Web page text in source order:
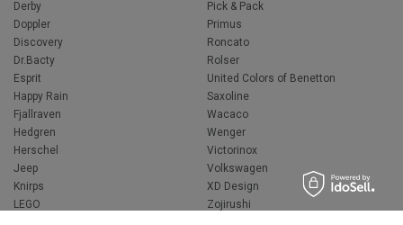
Derby
Doppler
Discovery
Dr.Bacty
Esprit
Happy Rain
Fjallraven
Hedgren
Herschel
Jeep
Knirps
LEGO
Pick & Pack
Primus
Roncato
Rolser
United Colors of Benetton
Saxoline
Wacaco
Wenger
Victorinox
Volkswagen
XD Design
Zojirushi